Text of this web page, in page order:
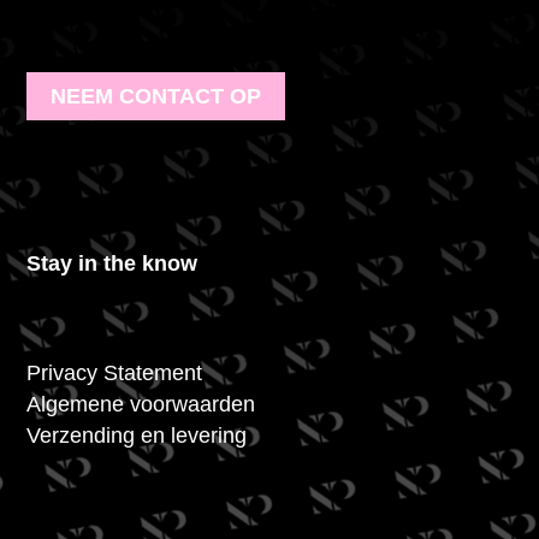
NEEM CONTACT OP
Stay in the know
Privacy Statement
Algemene voorwaarden
Verzending en levering